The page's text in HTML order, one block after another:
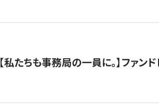
【私たちも事務局の一員に。】ファ